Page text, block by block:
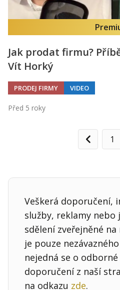
Jak prodat firmu?
Vít Horký
PRODEJ FIRMY VIDEO
Před 5 roky
1
Veškerá doporučení,
služby, reklamy nebo
sdělení zveřejněné
je pouze
nejedná se o
doporučení z naší
na odkazu zde.